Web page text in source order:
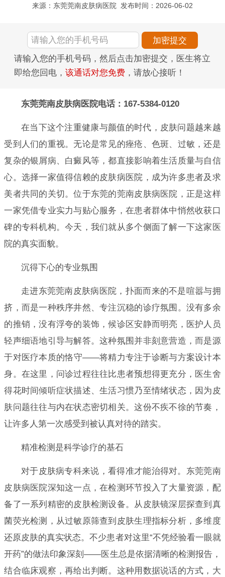
来源：东莞莞南皮肤病医院 发布时间：2026-06-02
请输入您的手机号码，然后点击加密提交，医生将立
即给您回电， 该通话对您免费 ，请放心接听！
东莞莞南皮肤病医院电话：167-5384-0120
在当下这个注重健康与颜值的时代，皮肤问题越来越
受到人们的重视。无论是常见的痤疮、色斑、过敏，还是
复杂的银屑病、白癜风等，都直接影响着生活质量与自信
心。选择一家值得信赖的皮肤病医院，成为许多患者及求
美者共同的关切。位于东莞的莞南皮肤病医院，正是这样
一家凭借专业实力与贴心服务，在患者群体中悄然收获口
碑的专科机构。今天，我们就从多个侧面了解一下这家医
院的真实面貌。
沉得下心的专业氛围
走进东莞莞南皮肤病医院，扑面而来的不是喧嚣与拥
挤，而是一种秩序井然、专注沉稳的诊疗氛围。没有多余
的推销，没有浮夸的装饰，候诊区安静而明亮，医护人员
轻声细语地引导与解答。这种氛围并非刻意营造，而是源
于对医疗本质的恪守——将精力专注于诊断与方案设计本
身。在这里，问诊过程往往比患者预想得更充分，医生舍
得花时间倾听症状描述、生活习惯乃至情绪状态，因为皮
肤问题往往与内在状态密切相关。这份不疾不徐的节奏，
让许多人第一次感受到被认真对待的踏实。
精准检测是科学诊疗的基石
对于皮肤病专科来说，看得准才能治得对。东莞莞南
皮肤病医院深知这一点，在检测环节投入了大量资源，配
备了一系列精密的皮肤检测设备。从皮肤镜深层探查到真
菌荧光检测，从过敏原筛查到皮肤生理指标分析，多维度
还原皮肤的真实状态。不少患者对这里“不凭经验看一眼就
开药”的做法印象深刻——医生总是依据清晰的检测报告，
结合临床观察，再给出判断。这种用数据说话的方式，大